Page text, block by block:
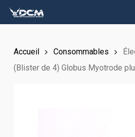
Skip
to
contentAccueil Consommables
(Blister de 4) Globus Myotrode